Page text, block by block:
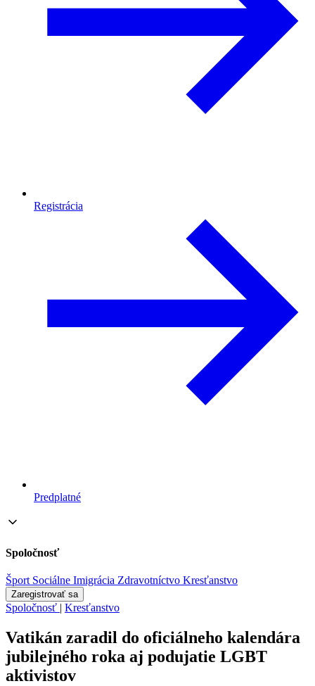
Registrácia
Predplatné
Spoločnosť
Šport Sociálne Imigrácia Zdravotníctvo Kresťanstvo
Zaregistrovať sa
Spoločnosť | Kresťanstvo
Vatikán zaradil do oficiálneho kalendára
jubilejného roka aj podujatie LGBT
aktivistov